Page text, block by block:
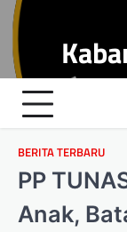
Skip
content
BERITA TERBARU
PP
Anak,